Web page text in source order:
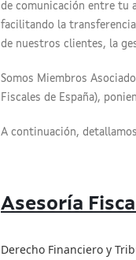
de comunicación entre tu
facilitando la
de nuestros clientes, la
Somos Miembros
Fiscales de España),
A continuación,
Asesoría
Derecho Financiero y